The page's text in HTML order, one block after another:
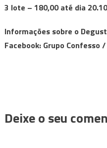
3 lote – 180,00 até dia 20.10
Informações sobre o
Facebook: Grupo
Deixe o seu